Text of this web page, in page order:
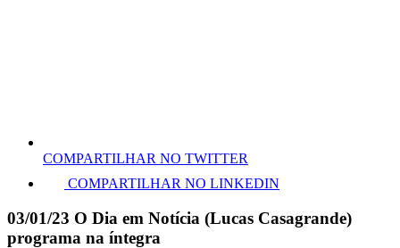
COMPARTILHAR NO TWITTER
COMPARTILHAR NO LINKEDIN
03/01/23 O Dia em Notícia (Lucas Casagrande)
programa na íntegra